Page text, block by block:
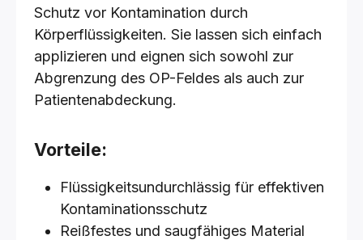
Schutz vor Kontamination durch
Körperflüssigkeiten. Sie lassen sich einfach
applizieren und eignen sich sowohl zur
Abgrenzung des OP-Feldes als auch zur
Patientenabdeckung.
Vorteile:
Flüssigkeitsundurchlässig für effektiven
Kontaminationsschutz
Reißfestes und saugfähiges Material